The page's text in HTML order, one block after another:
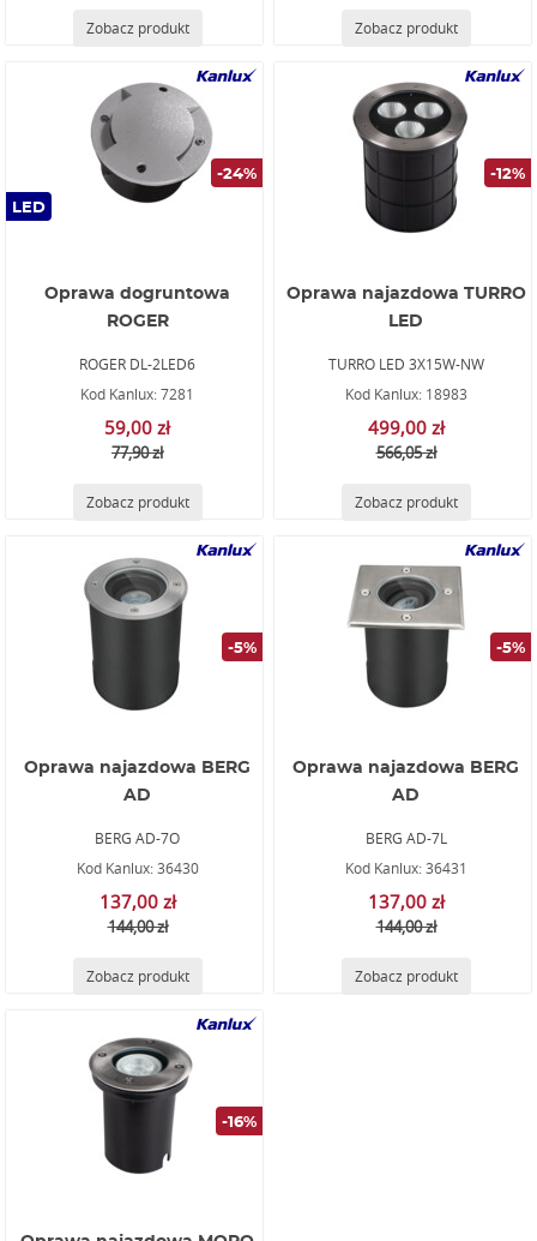
Zobacz produkt Zobacz produkt
LED
-24%
Oprawa dogruntowa
ROGER
ROGER DL-2LED6
Kod Kanlux: 7281
59,00 zł
77,90 zł
Zobacz produkt
-12%
Oprawa najazdowa TURRO
LED
TURRO LED 3X15W-NW
Kod Kanlux: 18983
499,00 zł
566,05 zł
Zobacz produkt
-5%
Oprawa najazdowa BERG
AD
BERG AD-7O
Kod Kanlux: 36430
137,00 zł
144,00 zł
Zobacz produkt
-5%
Oprawa najazdowa BERG
AD
BERG AD-7L
Kod Kanlux: 36431
137,00 zł
144,00 zł
Zobacz produkt
-16%